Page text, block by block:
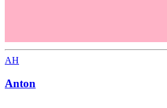
AH
Anton